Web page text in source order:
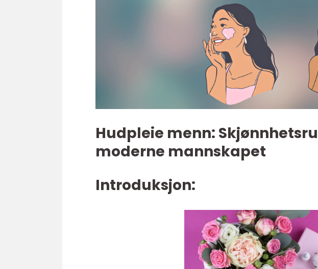
Hudpleie menn:
moderne mannskapet
Introduksjon: